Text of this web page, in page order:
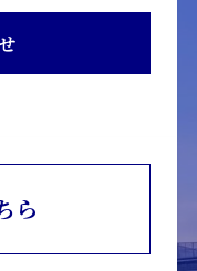
ら